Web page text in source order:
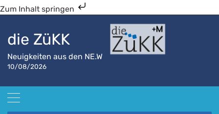
Zum Inhalt springen
die ZüKK
Neuigkeiten aus den NE.W
10/08/2026